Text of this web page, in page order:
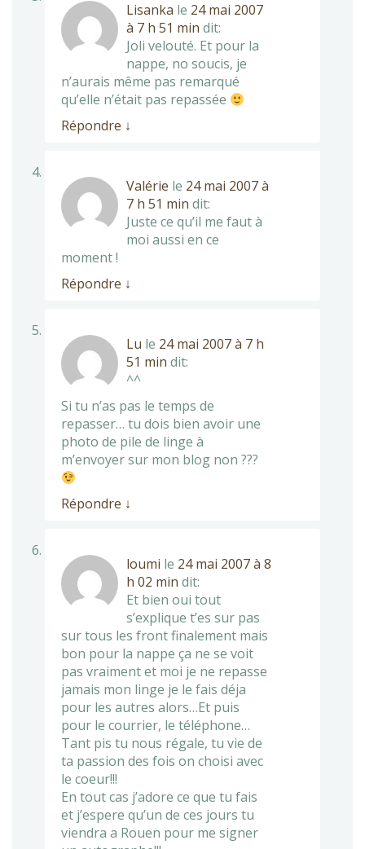
Lisanka le 24 mai 2007
à 7 h 51 min dit:
Joli velouté. Et pour la
nappe, no soucis, je
n’aurais même pas remarqué
qu’elle n’était pas repassée
Répondre ↓
Valérie le 24 mai 2007 à
7 h 51 min dit:
Juste ce qu’il me faut à
moi aussi en ce
moment !
Répondre ↓
Lu le 24 mai 2007 à 7 h
51 min dit:
^^
Si tu n’as pas le temps de
repasser… tu dois bien avoir une
photo de pile de linge à
m’envoyer sur mon blog non ???
Répondre ↓
loumi le 24 mai 2007 à 8
h 02 min dit:
Et bien oui tout
s’explique t’es sur pas
sur tous les front finalement mais
bon pour la nappe ça ne se voit
pas vraiment et moi je ne repasse
jamais mon linge je le fais déja
pour les autres alors…Et puis
pour le courrier, le téléphone…
Tant pis tu nous régale, tu vie de
ta passion des fois on choisi avec
le coeur!!!
En tout cas j’adore ce que tu fais
et j’espere qu’un de ces jours tu
viendra a Rouen pour me signer